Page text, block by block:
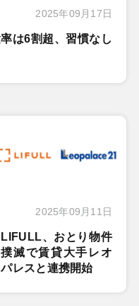
2025年09月17日
は6割超、習慣なし
2025年09月11日
LIFULL、おとり物件
撲滅で賃貸大手レオ
パレスと連携開始